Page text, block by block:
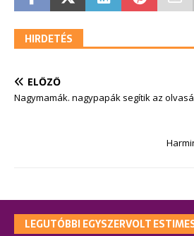
HIRDETÉS
ELŐZŐ
Nagymamák. nagypapák segítik az
LEGUTÓBBI EGYSZERVOLT